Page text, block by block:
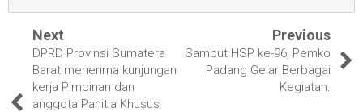
Next
DPRD Provinsi Sumatera
Barat menerima kunjungan
kerja Pimpinan dan
anggota Panitia Khusus
Previous
Sambut HSP ke-96, Pemko
Padang Gelar Berbagai
Kegiatan.